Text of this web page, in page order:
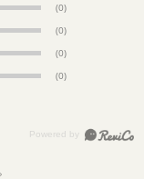
(0)
(0)
(0)
(0)